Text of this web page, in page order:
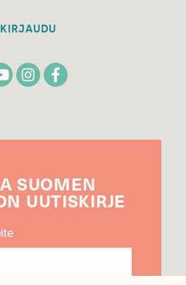
KIRJAUDU
SUOMEN
UUTIS­KIRJE